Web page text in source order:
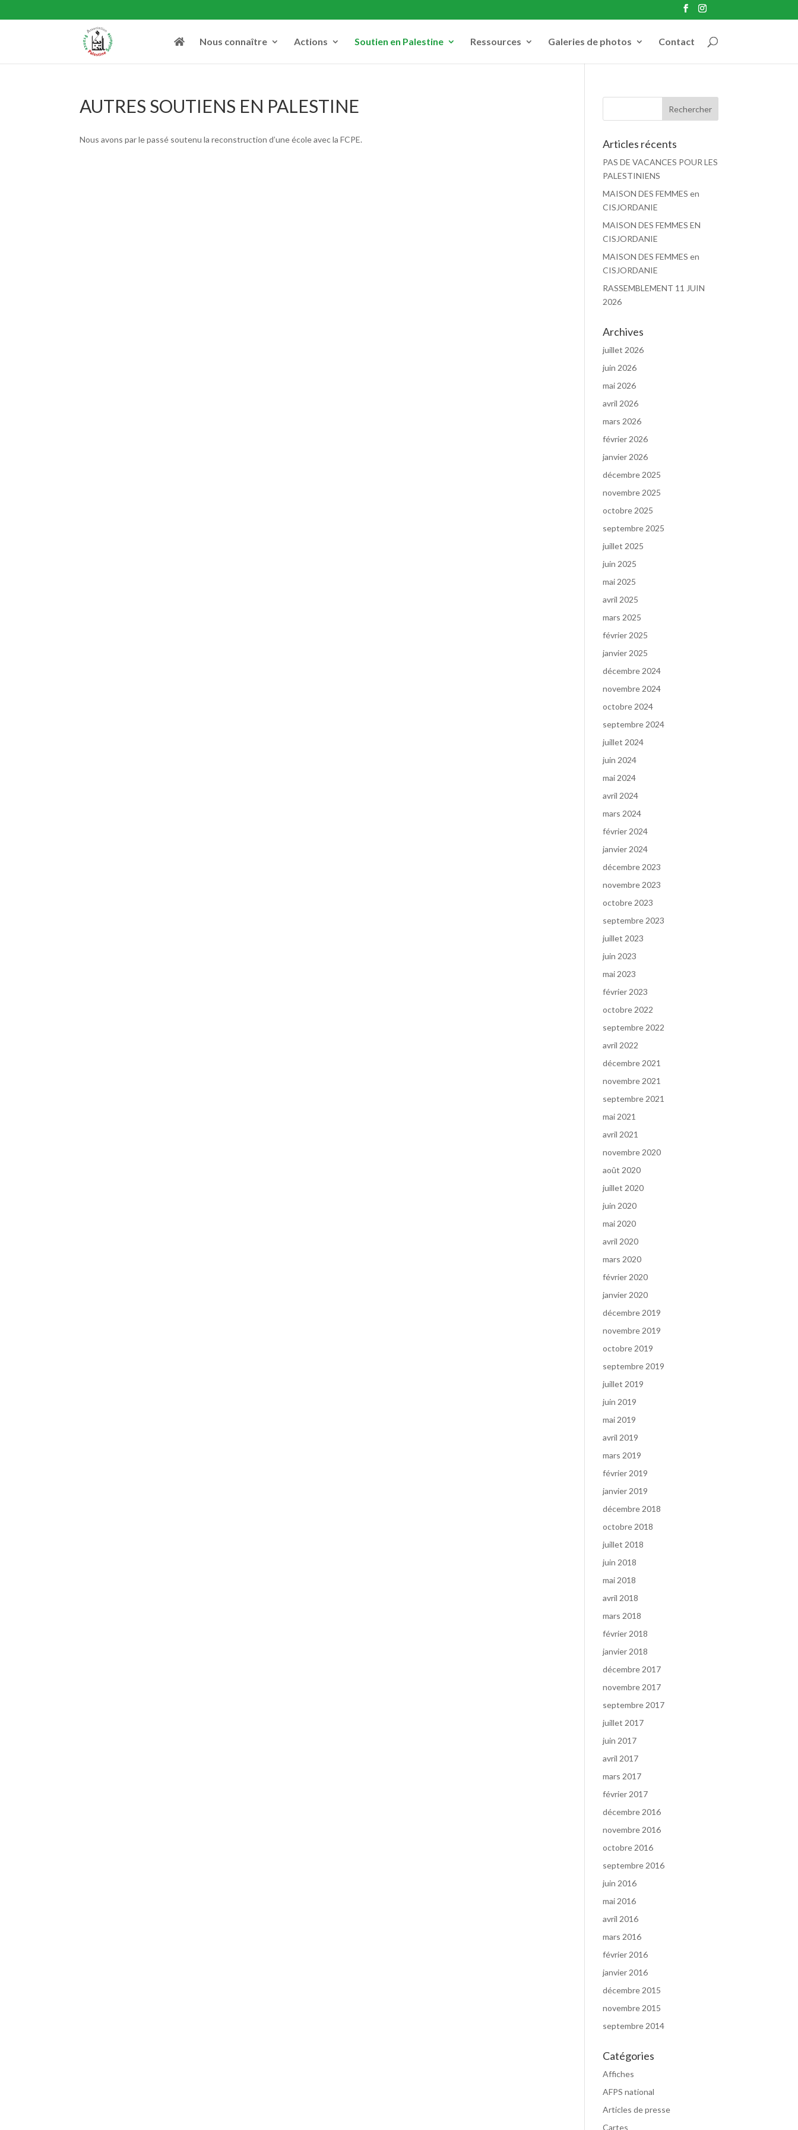
Nous connaître Actions Soutien en Palestine Ressources Galeries de photos Contact
AUTRES SOUTIENS EN PALESTINE
Nous avons par le passé soutenu la reconstruction d’une école avec la FCPE. Articles récents
PAS DE VACANCES POUR LES
PALESTINIENS
MAISON DES FEMMES en
CISJORDANIE
MAISON DES FEMMES EN
CISJORDANIE
MAISON DES FEMMES en
CISJORDANIE
RASSEMBLEMENT 11 JUIN
2026
Archives
juillet 2026
juin 2026
mai 2026
avril 2026
mars 2026
février 2026
janvier 2026
décembre 2025
novembre 2025
octobre 2025
septembre 2025
juillet 2025
juin 2025
mai 2025
avril 2025
mars 2025
février 2025
janvier 2025
décembre 2024
novembre 2024
octobre 2024
septembre 2024
juillet 2024
juin 2024
mai 2024
avril 2024
mars 2024
février 2024
janvier 2024
décembre 2023
novembre 2023
octobre 2023
septembre 2023
juillet 2023
juin 2023
mai 2023
février 2023
octobre 2022
septembre 2022
avril 2022
décembre 2021
novembre 2021
septembre 2021
mai 2021
avril 2021
novembre 2020
août 2020
juillet 2020
juin 2020
mai 2020
avril 2020
mars 2020
février 2020
janvier 2020
décembre 2019
novembre 2019
octobre 2019
septembre 2019
juillet 2019
juin 2019
mai 2019
avril 2019
mars 2019
février 2019
janvier 2019
décembre 2018
octobre 2018
juillet 2018
juin 2018
mai 2018
avril 2018
mars 2018
février 2018
janvier 2018
décembre 2017
novembre 2017
septembre 2017
juillet 2017
juin 2017
avril 2017
mars 2017
février 2017
décembre 2016
novembre 2016
octobre 2016
septembre 2016
juin 2016
mai 2016
avril 2016
mars 2016
février 2016
janvier 2016
décembre 2015
novembre 2015
septembre 2014
Catégories
Affiches
AFPS national
Articles de presse
Cartes